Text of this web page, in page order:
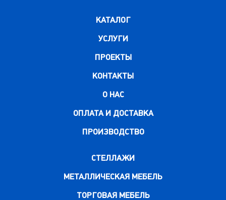
КАТАЛОГ
УСЛУГИ
ПРОЕКТЫ
КОНТАКТЫ
О НАС
ОПЛАТА И ДОСТАВКА
ПРОИЗВОДСТВО
СТЕЛЛАЖИ
МЕТАЛЛИЧЕСКАЯ МЕБЕЛЬ
ТОРГОВАЯ МЕБЕЛЬ